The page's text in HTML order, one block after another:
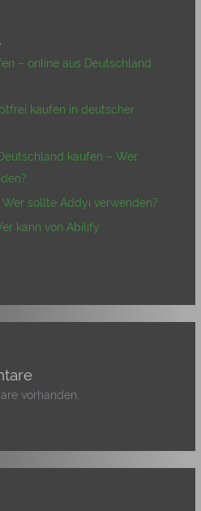
– online aus Deutschland
kaufen in deutscher
kaufen – Wer
sollte Addyi verwenden?
kann von Abilify
vorhanden.